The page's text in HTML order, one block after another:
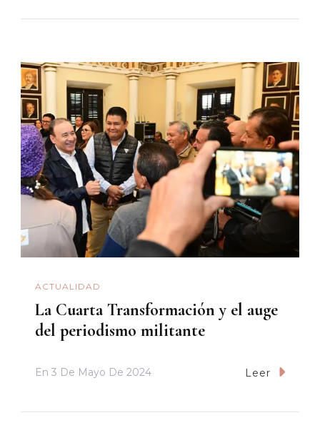
ACTUALIDAD
La Cuarta Transformación y el auge
del periodismo militante
En 3 De Mayo De 2024 Leer